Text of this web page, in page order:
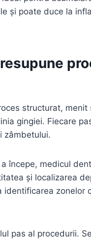
și poate duce la
structurat, menit
gingiei. Fiecare
zâmbetului.
începe, medicul
și localizarea
zonelor
pas al procedurii.